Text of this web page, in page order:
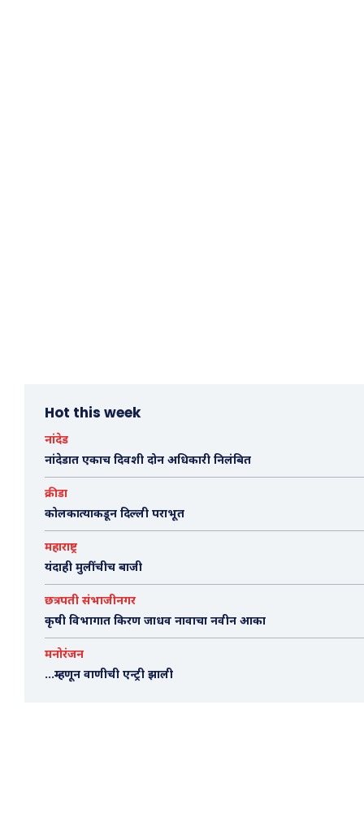
Hot this week
नांदेड
नांदेडात एकाच दिवशी दोन अधिकारी निलंबित
क्रीडा
कोलकात्याकडून दिल्ली पराभूत
महाराष्ट्र
यंदाही मुलींचीच बाजी
छत्रपती संभाजीनगर
कृषी विभागात किरण जाधव नावाचा नवीन आका
मनोरंजन
…म्हणून वाणीची एन्ट्री झाली